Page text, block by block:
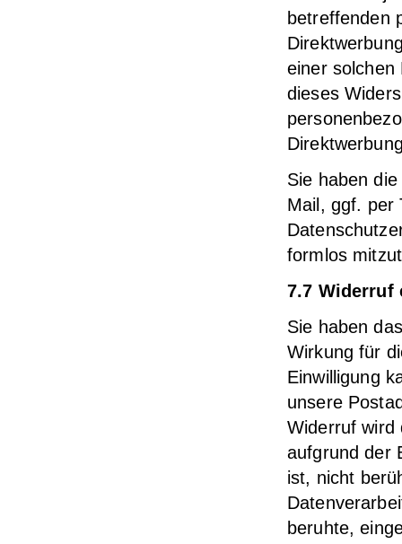
betreffenden
einer solchen
dieses
Sie haben
Mail, ggf. per
formlos
7.7 Widerruf
Sie haben
Wirkung für
Einwilligung
unsere
Widerruf wird
aufgrund der
ist, nicht
beruhte,